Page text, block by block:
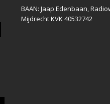
BAAN: Jaap Edenbaan,
Mijdrecht KVK 40532742